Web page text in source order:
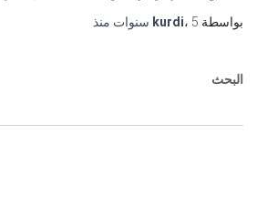
بواسطة
kurdi، 5 سنوات منذ
البحث